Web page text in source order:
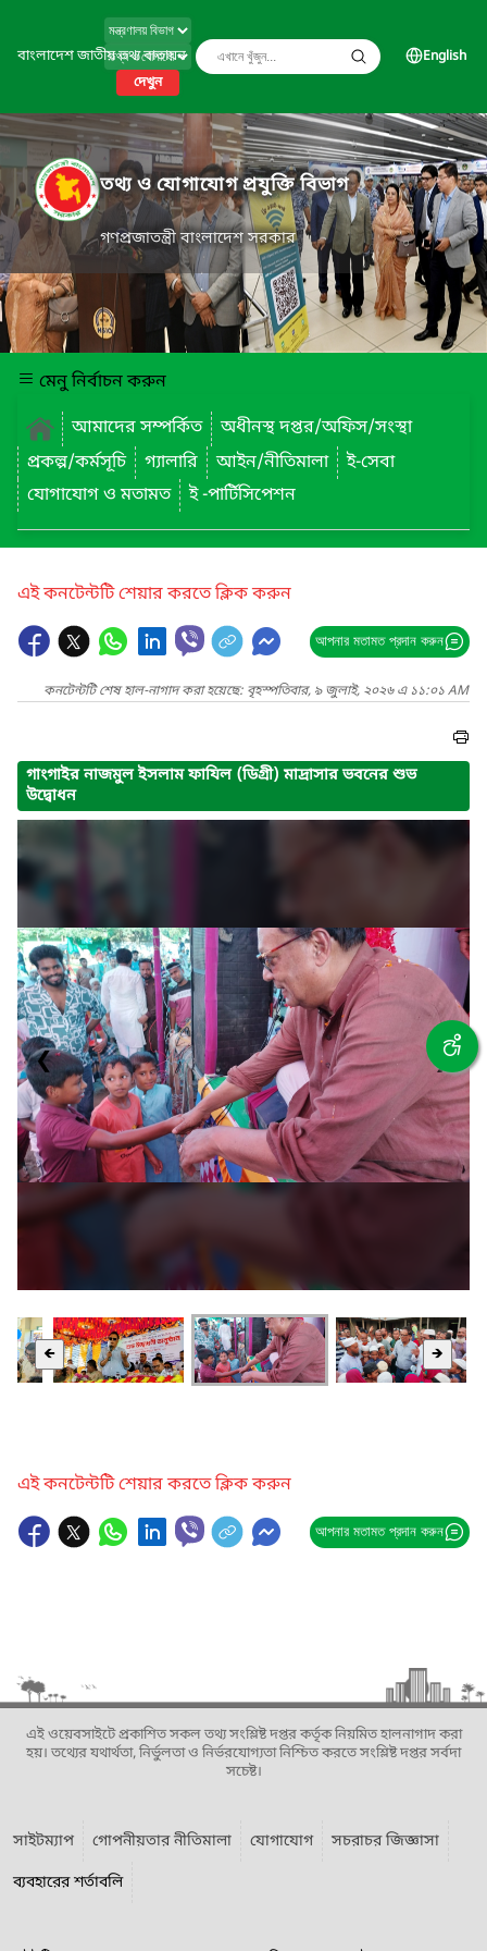
বাংলাদেশ জাতীয় তথ্য বাতায়ন
দেখুন
English
তথ্য ও যোগাযোগ প্রযুক্তি বিভাগ
গণপ্রজাতন্ত্রী বাংলাদেশ সরকার
মেনু নির্বাচন করুন
আমাদের সম্পর্কিত
অধীনস্থ দপ্তর/অফিস/সংস্থা
প্রকল্প/কর্মসূচি
গ্যালারি আইন/নীতিমালা
ই-সেবা
যোগাযোগ ও মতামত
ই -পার্টিসিপেশন
এই কনটেন্টটি শেয়ার করতে ক্লিক করুন
আপনার মতামত প্রদান করুন
কনটেন্টটি শেষ হাল-নাগাদ করা হয়েছে: বৃহস্পতিবার, ৯ জুলাই, ২০২৬ এ ১১:০১ AM
গাংগাইর নাজমুল ইসলাম ফাযিল (ডিগ্রী) মাদ্রাসার ভবনের শুভ
উদ্বোধন
❮ ❯
🡸 🡺
এই কনটেন্টটি শেয়ার করতে ক্লিক করুন
আপনার মতামত প্রদান করুন
এই ওয়েবসাইটে প্রকাশিত সকল তথ্য সংশ্লিষ্ট দপ্তর কর্তৃক নিয়মিত হালনাগাদ করা
হয়। তথ্যের যথার্থতা, নির্ভুলতা ও নির্ভরযোগ্যতা নিশ্চিত করতে সংশ্লিষ্ট দপ্তর সর্বদা
সচেষ্ট।
সাইটম্যাপ গোপনীয়তার নীতিমালা যোগাযোগ
সচরাচর জিজ্ঞাসা
ব্যবহারের শর্তাবলি